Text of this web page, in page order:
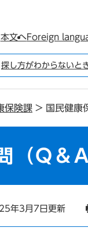
本文へForeign
探し方がわからないと
保険課 > 国民健康
（Q＆A
年3月7日更新